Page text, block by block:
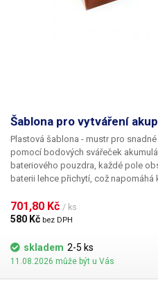
Šablona pro vytváření
Plastová šablona - mustr pro
pomocí bodových svářeček
bateriového pouzdra, každé pole
baterii lehce přichytí, což
profesionálně vypadající aku packy. Určeno pro 10 baterií. Určeno pro
baterie do průměru 19mm.
701,80 Kč / ks
580 Kč bez DPH
skladem 2-5 ks
11.08.2026 může být u Vás